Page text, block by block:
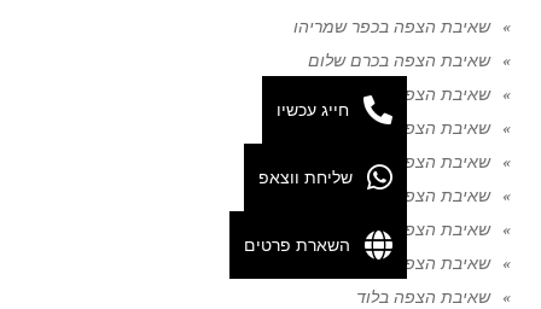
שאיבת הצפה בכפר שמריהו
שאיבת הצפה בכרם שלום
שאיבת הצפה בכרמיאל
שאיבת הצפה בכרמיה
שאיבת הצפה בכרמים
שאיבת הצפה בכרמל
שאיבת הצפה בלב השרון
שאיבת הצפה בלהב
שאיבת הצפה בלוד
חייג עכשיו
שליחת ווצאפ
השארת פרטים